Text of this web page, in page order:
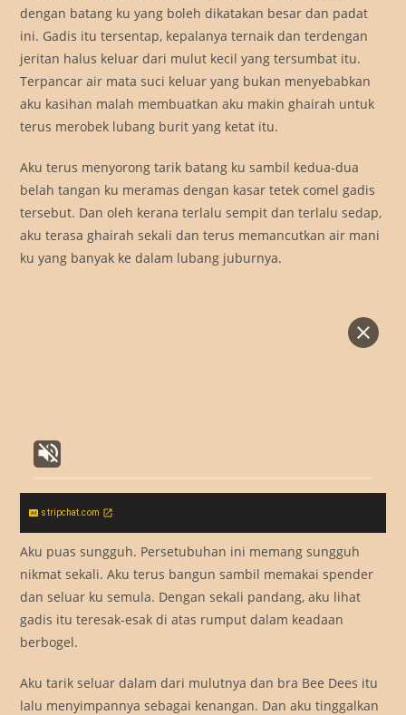
dengan batang ku yang boleh dikatakan besar dan padat
ini. Gadis itu tersentap, kepalanya ternaik dan terdengan
jeritan halus keluar dari mulut kecil yang tersumbat itu.
Terpancar air mata suci keluar yang bukan menyebabkan
aku kasihan malah membuatkan aku makin ghairah untuk
terus merobek lubang burit yang ketat itu.
Aku terus menyorong tarik batang ku sambil kedua-dua
belah tangan ku meramas dengan kasar tetek comel gadis
tersebut. Dan oleh kerana terlalu sempit dan terlalu sedap,
aku terasa ghairah sekali dan terus memancutkan air mani
ku yang banyak ke dalam lubang juburnya.
stripchat.com
Aku puas sungguh. Persetubuhan ini memang sungguh
nikmat sekali. Aku terus bangun sambil memakai spender
dan seluar ku semula. Dengan sekali pandang, aku lihat
gadis itu teresak-esak di atas rumput dalam keadaan
berbogel.
Aku tarik seluar dalam dari mulutnya dan bra Bee Dees itu
lalu menyimpannya sebagai kenangan. Dan aku tinggalkan